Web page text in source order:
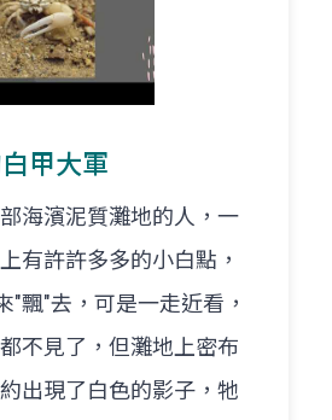
甲大軍
海濱泥質灘地的人，一
有許許多多的小白點，
"飄"去，可是一走近看，
不見了，但灘地上密布
出現了白色的影子，牠